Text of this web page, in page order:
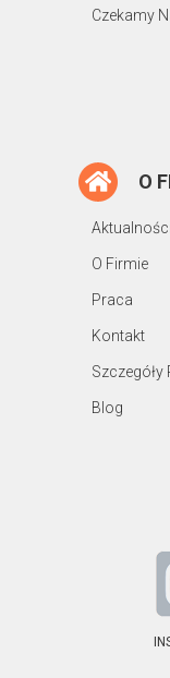
Czekamy
O
Aktualności
O Firmie
Praca
Kontakt
Blog